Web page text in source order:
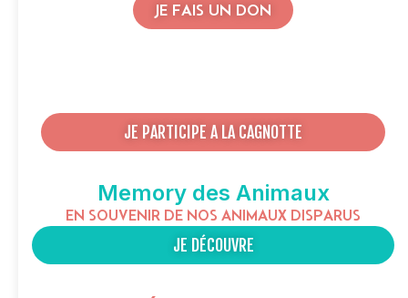
JE FAIS UN DON
JE PARTICIPE A LA CAGNOTTE
Memory des Animaux
EN SOUVENIR DE NOS ANIMAUX DISPARUS
JE DÉCOUVRE